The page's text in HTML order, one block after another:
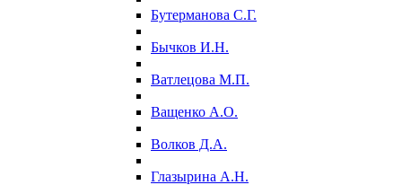
Бутерманова С.Г.
Бычков И.Н.
Ватлецова М.П.
Ващенко А.О.
Волков Д.А.
Глазырина А.Н.